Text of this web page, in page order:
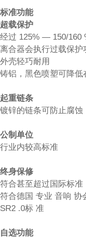
标准功能
超载保护
经过 125% — 150/160
离合器会执行过载保护
外壳轻巧耐用
铸铝，黑色喷塑可降
起重链条
镀锌的链条可防止腐蚀
公制单位
行业内较高标准
终身保修
符合甚至超过国际标准
符合德国 专业 音响 协
SR2 .0标 准
自选功能